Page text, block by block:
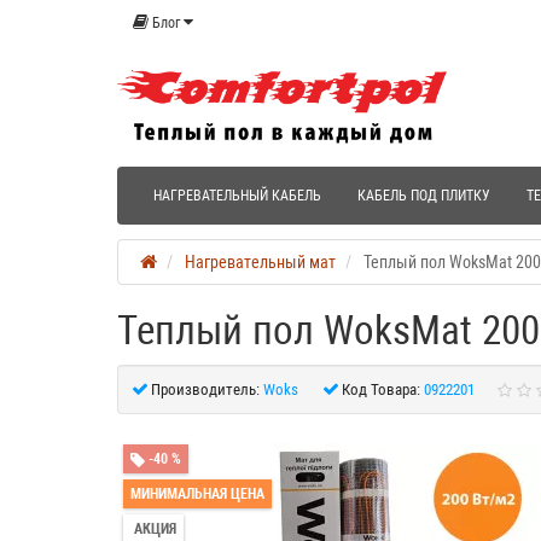
Блог
НАГРЕВАТЕЛЬНЫЙ КАБЕЛЬ КАБЕЛЬ ПОД ПЛИТКУ
Нагревательный мат Теплый пол WoksMat
Теплый пол WoksMat
Производитель: Woks Код Товара: 0922201
-40 %
МИНИМАЛЬНАЯ ЦЕНА
АКЦИЯ